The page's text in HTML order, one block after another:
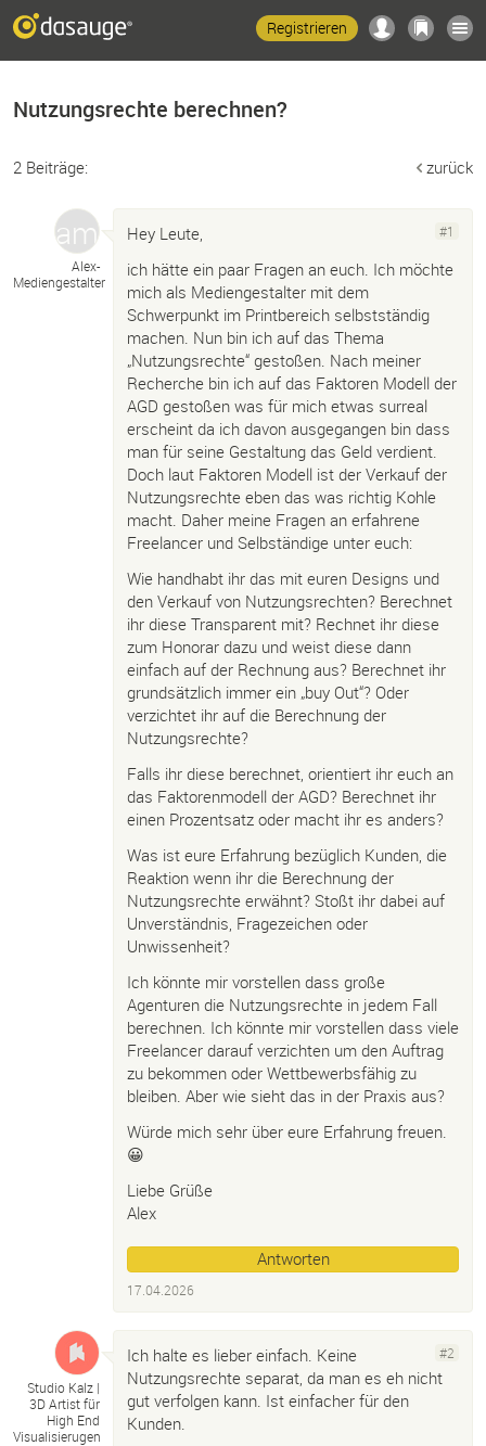
Registrieren
Nutzungsrechte berechnen?
2 Beiträge: zurück
Alex-
Mediengestalter
#1
Hey Leute,
ich hätte ein paar Fragen an euch. Ich möchte
mich als Mediengestalter mit dem
Schwerpunkt im Printbereich selbstständig
machen. Nun bin ich auf das Thema
„Nutzungsrechte“ gestoßen. Nach meiner
Recherche bin ich auf das Faktoren Modell der
AGD gestoßen was für mich etwas surreal
erscheint da ich davon ausgegangen bin dass
man für seine Gestaltung das Geld verdient.
Doch laut Faktoren Modell ist der Verkauf der
Nutzungsrechte eben das was richtig Kohle
macht. Daher meine Fragen an erfahrene
Freelancer und Selbständige unter euch:
Wie handhabt ihr das mit euren Designs und
den Verkauf von Nutzungsrechten? Berechnet
ihr diese Transparent mit? Rechnet ihr diese
zum Honorar dazu und weist diese dann
einfach auf der Rechnung aus? Berechnet ihr
grundsätzlich immer ein „buy Out“? Oder
verzichtet ihr auf die Berechnung der
Nutzungsrechte?
Falls ihr diese berechnet, orientiert ihr euch an
das Faktorenmodell der AGD? Berechnet ihr
einen Prozentsatz oder macht ihr es anders?
Was ist eure Erfahrung bezüglich Kunden, die
Reaktion wenn ihr die Berechnung der
Nutzungsrechte erwähnt? Stoßt ihr dabei auf
Unverständnis, Fragezeichen oder
Unwissenheit?
Ich könnte mir vorstellen dass große
Agenturen die Nutzungsrechte in jedem Fall
berechnen. Ich könnte mir vorstellen dass viele
Freelancer darauf verzichten um den Auftrag
zu bekommen oder Wettbewerbsfähig zu
bleiben. Aber wie sieht das in der Praxis aus?
Würde mich sehr über eure Erfahrung freuen.
😀
Liebe Grüße
Alex
Antworten
17.04.2026
Studio Kalz |
3D Artist für
High End
Visualisierugen
#2
Ich halte es lieber einfach. Keine
Nutzungsrechte separat, da man es eh nicht
gut verfolgen kann. Ist einfacher für den
Kunden.